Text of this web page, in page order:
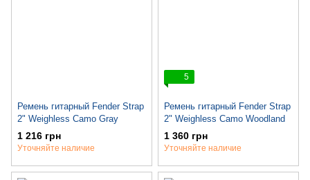
Ремень гитарный Fender Strap
2" Weighless Camo Gray
1 216 грн
Уточняйте наличие
5
Ремень гитарный Fender Strap
2" Weighless Camo Woodland
1 360 грн
Уточняйте наличие